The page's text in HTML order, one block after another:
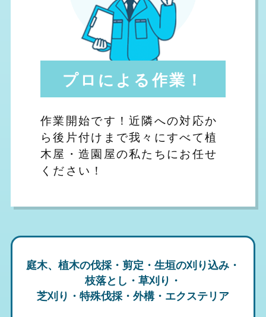
プロによる作業！
作業開始です！近隣への対応か
ら後片付けまで我々にすべて植
木屋・造園屋の私たちにお任せ
ください！
庭木、植木の伐採・剪定・生垣の刈り込み・
枝落とし・草刈り・
芝刈り・特殊伐採・外構・エクステリア